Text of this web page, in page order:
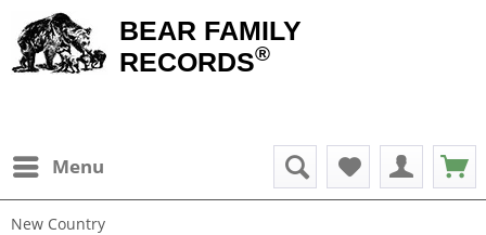
BEAR FAMILY
RECORDS®
Menu
New Country